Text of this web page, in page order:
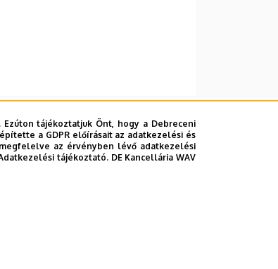
tájékoztatjuk Önt, hogy a Debreceni
a GDPR előírásait az adatkezelési és
az érvényben lévő adatkezelési
tájékoztató. DE Kancellária WAV